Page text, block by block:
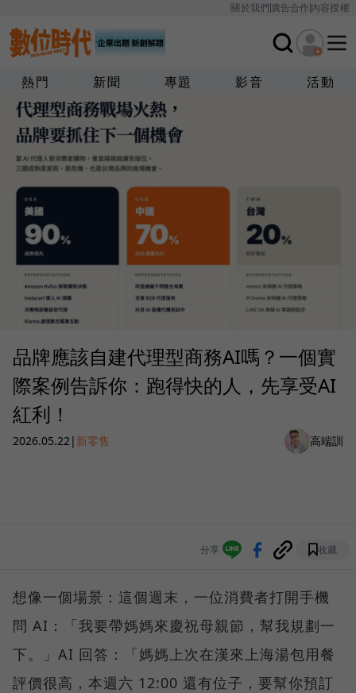
關於我們廣告合作內容授權
熱門 新聞 專題 影音 活動
品牌應該自建代理型商務AI嗎？一個實
際案例告訴你：跑得快的人，先享受AI
紅利！
2026.05.22| 新零售 高端訓
分享 收藏
想像一個場景：這個週末，一位消費者打開手機
問 AI：「我要帶媽媽來慶祝母親節，幫我規劃一
下。」AI 回答：「媽媽上次在漢來上海湯包用餐
評價很高，本週六 12:00 還有位子，要幫你預訂